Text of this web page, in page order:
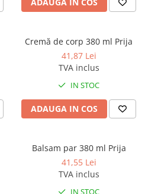
Cremă de corp 380 ml Prija
41,87 Lei
TVA inclus
IN STOC
ADAUGA IN COS
Balsam par 380 ml Prija
41,55 Lei
TVA inclus
IN STOC